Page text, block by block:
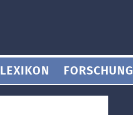
LEXIKON FORSCHUNG